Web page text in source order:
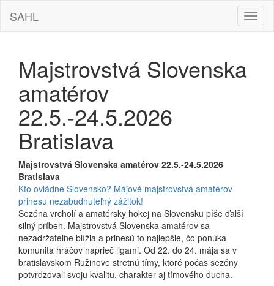
SAHL
Majstrovstvá Slovenska
amatérov
22.5.-24.5.2026
Bratislava
Majstrovstvá Slovenska amatérov 22.5.-24.5.2026
Bratislava
Kto ovládne Slovensko? Májové majstrovstvá amatérov
prinesú nezabudnuteľný zážitok!
Sezóna vrcholí a amatérsky hokej na Slovensku píše ďalší
silný príbeh. Majstrovstvá Slovenska amatérov sa
nezadržateľne blížia a prinesú to najlepšie, čo ponúka
komunita hráčov naprieč ligami. Od 22. do 24. mája sa v
bratislavskom Ružinove stretnú tímy, ktoré počas sezóny
potvrdzovali svoju kvalitu, charakter aj tímového ducha.